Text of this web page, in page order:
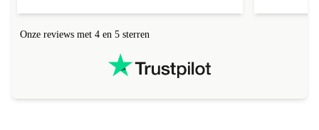
Onze reviews met 4 en 5 sterren